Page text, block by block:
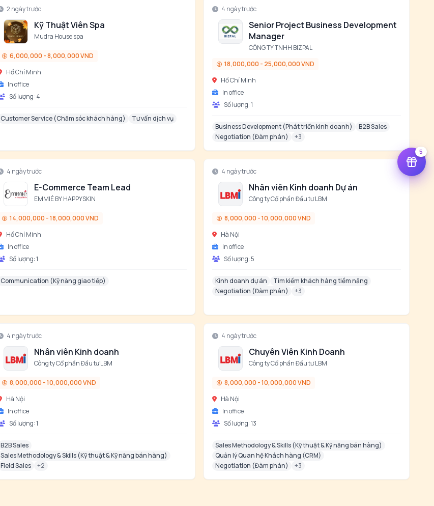
2 ngày trước
Kỹ Thuật Viên Spa
Mudra House spa
6,000,000 - 8,000,000 VND
Hồ Chí Minh
In office
Số lượng: 4
Customer Service (Chăm sóc khách hàng) Tư vấn dịch vụ
4 ngày trước
Senior Project Business Development
Manager
CÔNG TY TNHH BIZPAL
18,000,000 - 25,000,000 VND
Hồ Chí Minh
In office
Số lượng:1
Business Development (Phát triển kinh doanh)
B2B Sales
Negotiation (Đàm phán)
+3
4 ngày trước
E-Commerce Team Lead
EMMIÉ BY HAPPYSKIN
14,000,000 - 18,000,000 VND
Hồ Chí Minh
In office
Số lượng:1
Communication (Kỹ năng giao tiếp)
4 ngày trước
Nhân viên Kinh doanh Dự án
Công ty Cổ phần Đầu tư LBM
8,000,000 - 10,000,000 VND
Hà Nội
In office
Số lượng: 5
Kinh doanh dự án
Tìm kiếm khách hàng tiềm năng
Negotiation (Đàm phán)
+3
4 ngày trước
Nhân viên Kinh doanh
Công ty Cổ phần Đầu tư LBM
8,000,000 - 10,000,000 VND
Hà Nội
In office
Số lượng:1
B2B Sales
Sales Methodology & Skills (Kỹ thuật & Kỹ năng bán hàng)
Field Sales
+2
4 ngày trước
Chuyên Viên Kinh Doanh
Công ty Cổ phần Đầu tư LBM
8,000,000 - 10,000,000 VND
Hà Nội
In office
Số lượng:13
Sales Methodology & Skills (Kỹ thuật & Kỹ năng bán hàng)
Quản lý Quan hệ Khách hàng (CRM)
Negotiation (Đàm phán)
+3
5